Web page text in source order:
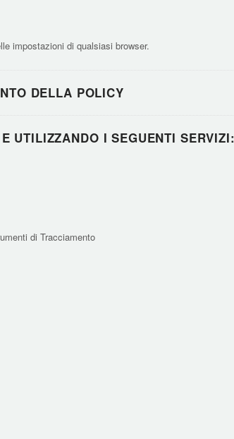
impostazioni di qualsiasi browser.
DELLA POLICY
UTILIZZANDO I SEGUENTI SERVIZI:
di Tracciamento